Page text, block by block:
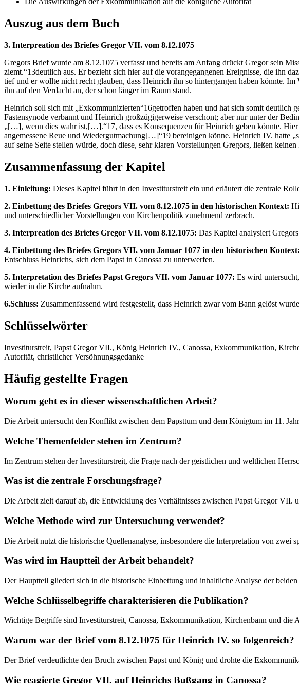
Auszug aus dem Buch
3. Interpreation des Briefes Gregor VII. vom 8.12.1075
Gregors Brief wurde am 8.12.1075 verfasst und bereits am Anfang drückt Gregor sein
ziemt.“13deutlich aus. Er bezieht sich hier auf die vorangegangenen Ereignisse, die ihn
tief und er wollte nicht recht glauben, dass Heinrich ihn so hintergangen haben könnte.
ihn auf den Verdacht an, der schon länger im Raum stand.
Heinrich soll sich mit „Exkommunizierten“16getroffen haben und hat sich somit deutlich
Fastensynode verbannt und Heinrich großzügigerweise verschont; aber nur unter der
„[…], wenn dies wahr ist,[…].“17, dass es Konsequenzen für Heinrich geben könnte.
angemessene Reue und Wiedergutmachung[…]“19 bereinigen könne. Heinrich IV. hatte
auf seine Seite stellen würde, doch diese, sehr klaren Vorstellungen Gregors, ließen
Zusammenfassung der Kapitel
1. Einleitung: Dieses Kapitel führt in den Investiturstreit ein und erläutert die zentrale
2. Einbettung des Briefes Gregors VII. vom 8.12.1075 in den historischen Kontext:
und unterschiedlicher Vorstellungen von Kirchenpolitik zunehmend zerbrach.
3. Interpreation des Briefes Gregor VII. vom 8.12.1075: Das Kapitel analysiert
4. Einbettung des Briefes Gregors VII. vom Januar 1077 in den historischen Kontext:
Entschluss Heinrichs, sich dem Papst in Canossa zu unterwerfen.
5. Interpretation des Briefes Papst Gregors VII. vom Januar 1077: Es wird
wieder in die Kirche aufnahm.
6.Schluss: Zusammenfassend wird festgestellt, dass Heinrich zwar vom Bann gelöst
Schlüsselwörter
Investiturstreit, Papst Gregor VII., König Heinrich IV., Canossa, Exkommunikation,
Autorität, christlicher Versöhnungsgedanke
Häufig gestellte Fragen
Worum geht es in dieser wissenschaftlichen Arbeit?
Die Arbeit untersucht den Konflikt zwischen dem Papsttum und dem Königtum im 11.
Welche Themenfelder stehen im Zentrum?
Im Zentrum stehen der Investiturstreit, die Frage nach der geistlichen und weltlichen
Was ist die zentrale Forschungsfrage?
Die Arbeit zielt darauf ab, die Entwicklung des Verhältnisses zwischen Papst Gregor
Welche Methode wird zur Untersuchung verwendet?
Die Arbeit nutzt die historische Quellenanalyse, insbesondere die Interpretation von
Was wird im Hauptteil der Arbeit behandelt?
Der Hauptteil gliedert sich in die historische Einbettung und inhaltliche Analyse der
Welche Schlüsselbegriffe charakterisieren die Publikation?
Wichtige Begriffe sind Investiturstreit, Canossa, Exkommunikation, Kirchenbann und die
Warum war der Brief vom 8.12.1075 für Heinrich IV. so folgenreich?
Der Brief verdeutlichte den Bruch zwischen Papst und König und drohte die
Wie reagierte Gregor VII. auf Heinrichs Bußgang in Canossa?